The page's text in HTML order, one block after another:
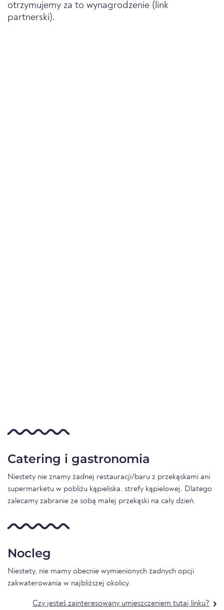
otrzymujemy za to wynagrodzenie (link
partnerski).
Catering i gastronomia
Niestety nie znamy żadnej restauracji/baru z przekąskami ani
supermarketu w pobliżu kąpieliska. strefy kąpielowej. Dlatego
zalecamy zabranie ze sobą małej przekąski na cały dzień.
Nocleg
Niestety, nie mamy obecnie wymienionych żadnych opcji
zakwaterowania w najbliższej okolicy.
Czy jesteś zainteresowany umieszczeniem tutaj linku?